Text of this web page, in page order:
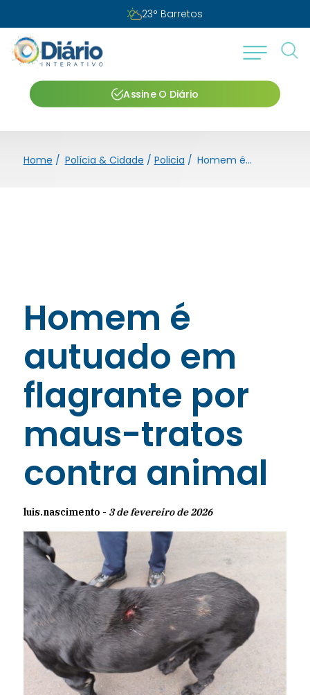
Sábado, 08 de agosto de 2026
Assine O Diário
Home / Polícia & Cidade / Policia / Homem é autuado em flagrante por maus-tratos contra animal
Homem é
autuado em
flagrante por
maus-tratos
contra animal
luis.nascimento - 3 de fevereiro de 2026